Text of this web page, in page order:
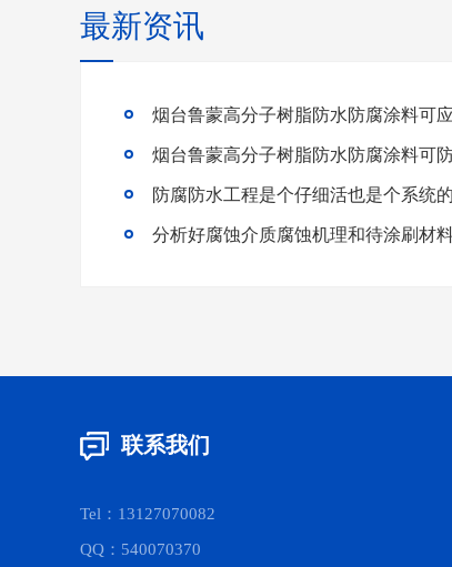
最新资讯
烟台鲁蒙高分子树脂防水防腐涂料可
烟台鲁蒙高分子树脂防水防腐涂料可
防腐防水工程是个仔细活也是个系统
联系我们
Tel：13127070082
QQ：540070370